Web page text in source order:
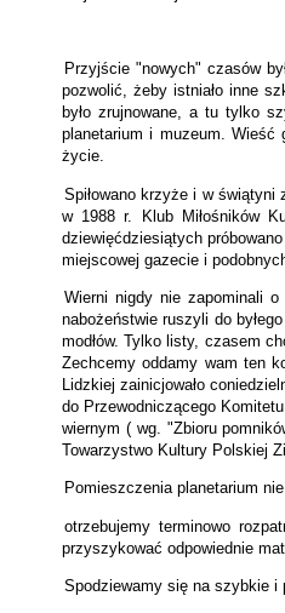
Przyjście "nowych" czasów
pozwolić, żeby istniało inne
było zrujnowane, a tu tylko
planetarium i muzeum. Wieść
życie.
Spiłowano krzyże i w
w 1988 r. Klub Miłośników
dziewięćdziesiątych
miejscowej gazecie i
Wierni nigdy nie zapominali
nabożeństwie ruszyli do
modłów. Tylko listy, czasem
Zechcemy oddamy wam ten
Lidzkiej zainicjowało
do Przewodniczącego
wiernym ( wg. "Zbioru
Towarzystwo Kultury Polskiej
Pomieszczenia planetarium
otrzebujemy terminowo
przyszykować odpowiednie
Spodziewamy się na szybkie i